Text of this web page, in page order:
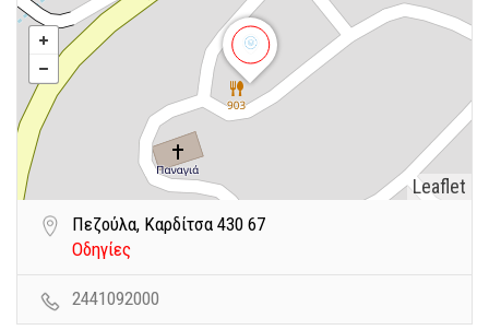
Leaflet
Πεζούλα, Καρδίτσα 430 67
Οδηγίες
2441092000